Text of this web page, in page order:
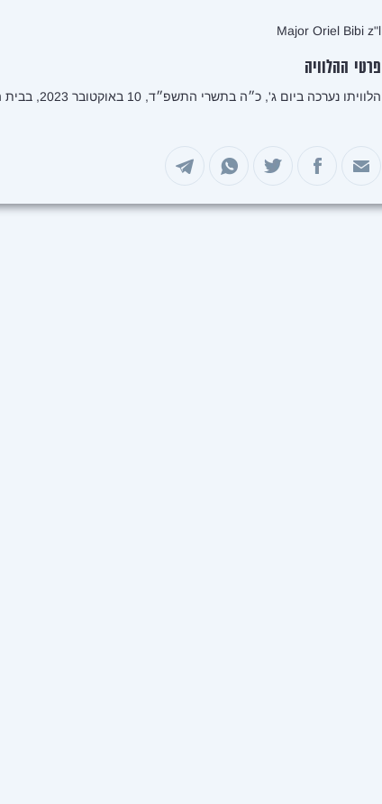
Major Oriel Bibi z"l
פרטי ההלוויה
הלוויתו נערכה ביום ג', כ״ה בתשרי התשפ״ד, 10 באוקטובר 2023, בבית העלמין הצבאי בכפר סבא.
שיתוף במיילשיתוף בפייסבוקשיתוף בטוויטרשיתוף בוואטסאפשיתוף בטלגרם